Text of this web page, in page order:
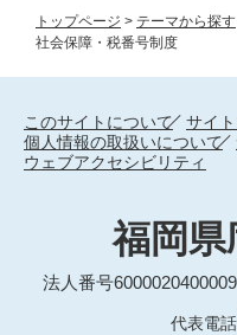
トップページ > テーマから探す
社会保障・税番号制度
このサイトについて
サイ
個人情報の取扱いについて
ウェブアクセシビリティ
福岡県
法人番号6000020400009
代表電